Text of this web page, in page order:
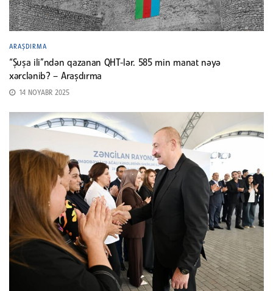
ARAŞDIRMA
“Şuşa ili”ndən qazanan QHT-lər. 585 min manat nəyə
xərclənib? – Araşdırma
14 NOYABR 2025